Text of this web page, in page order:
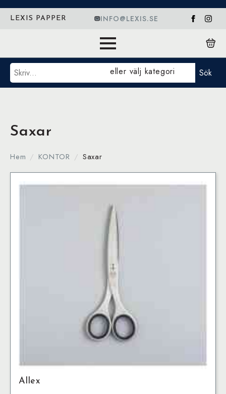
LEXIS PAPPER INFO@LEXIS.SE
Sök eller välj kategori Sök
Saxar
Hem KONTOR Saxar
Allex